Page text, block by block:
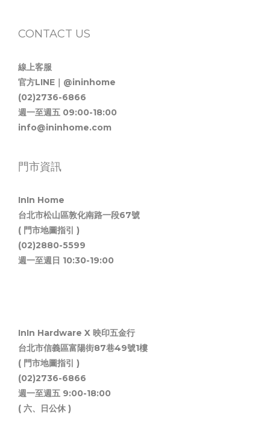
CONTACT US
線上客服
官方LINE｜@ininhome
(02)2736-6866
週一至週五 09:00-18:00
info@ininhome.com
門市資訊
InIn Home
台北市松山區敦化南路一段67號
( 門市地圖指引 )
(02)2880-5599
週一至週日 10:30-19:00
InIn Hardware X 映印五金行
台北市信義區富陽街87巷49號1樓
( 門市地圖指引 )
(02)2736-6866
週一至週五 9:00-18:00
( 六、日公休 )